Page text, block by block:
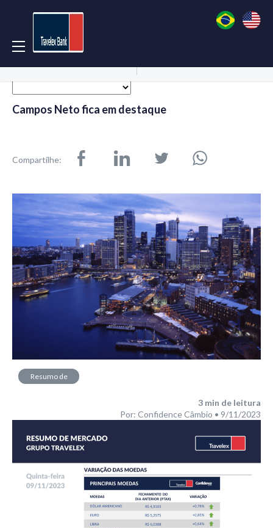
Campos Neto fica em destaque
Compartilhe:
Resumo de
3 min de leitura
Por: Confidence Câmbio • 9/11/2023